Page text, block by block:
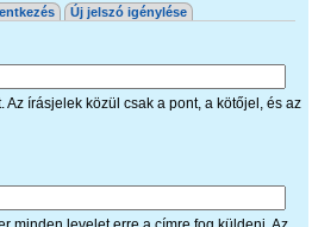
Új jelszó igénylése
írásjelek közül csak a pont, a kötőjel, és az